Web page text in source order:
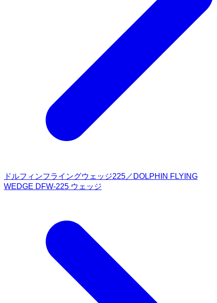
ドルフィンフライングウェッジ225／DOLPHIN FLYING
WEDGE DFW-225 ウェッジ